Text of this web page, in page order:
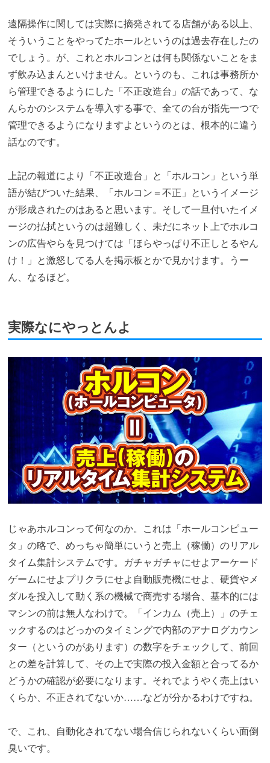
遠隔操作に関しては実際に摘発されてる店舗がある以上、
そういうことをやってたホールというのは過去存在したの
でしょう。が、これとホルコンとは何も関係ないことをま
ず飲み込まんといけません。というのも、これは事務所か
ら管理できるようにした「不正改造台」の話であって、な
んらかのシステムを導入する事で、全ての台が指先一つで
管理できるようになりますよというのとは、根本的に違う
話なのです。
上記の報道により「不正改造台」と「ホルコン」という単
語が結びついた結果、「ホルコン＝不正」というイメージ
が形成されたのはあると思います。そして一旦付いたイメ
ージの払拭というのは超難しく、未だにネット上でホルコ
ンの広告やらを見つけては「ほらやっぱり不正しとるやん
け！」と激怒してる人を掲示板とかで見かけます。うー
ん、なるほど。
実際なにやっとんよ
じゃあホルコンって何なのか。これは「ホールコンピュー
タ」の略で、めっちゃ簡単にいうと売上（稼働）のリアル
タイム集計システムです。ガチャガチャにせよアーケード
ゲームにせよプリクラにせよ自動販売機にせよ、硬貨やメ
ダルを投入して動く系の機械で商売する場合、基本的には
マシンの前は無人なわけで。「インカム（売上）」のチェ
ックするのはどっかのタイミングで内部のアナログカウン
ター（というのがあります）の数字をチェックして、前回
との差を計算して、その上で実際の投入金額と合ってるか
どうかの確認が必要になります。それでようやく売上はい
くらか、不正されてないか……などが分かるわけですね。
で、これ、自動化されてない場合信じられないくらい面倒
臭いです。